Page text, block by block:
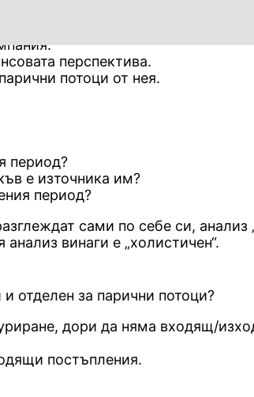
перспектива.
потоци от нея.
период?
е източника им?
период?
сами по себе си, анализ
винаги е „холистичен“.
отделен за парични потоци?
дори да няма входящ/
постъпления.